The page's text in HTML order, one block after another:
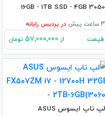
16GB - 1TB SSD - 4GB 3050
3 ساعت پیش در پردیس رایانه
قیمت از تومان
لپ تاپ ایسوس ASUS